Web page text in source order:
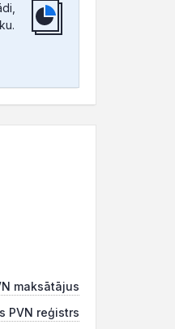
maksātājus
PVN reģistrs